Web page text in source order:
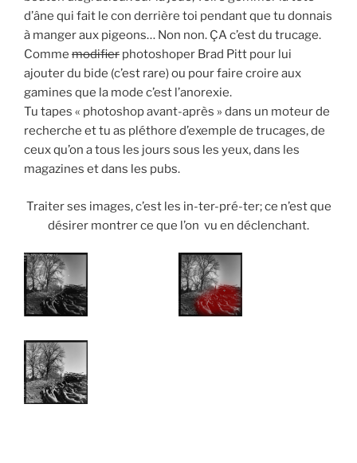
d’âne qui fait le con derrière toi pendant que tu donnais
à manger aux pigeons… Non non. ÇA c’est du trucage.
Comme modifier photoshoper Brad Pitt pour lui
ajouter du bide (c’est rare) ou pour faire croire aux
gamines que la mode c’est l’anorexie.
Tu tapes « photoshop avant-après » dans un moteur de
recherche et tu as pléthore d’exemple de trucages, de
ceux qu’on a tous les jours sous les yeux, dans les
magazines et dans les pubs.
Traiter ses images, c’est les in-ter-pré-ter; ce n’est que
désirer montrer ce que l’on vu en déclenchant.